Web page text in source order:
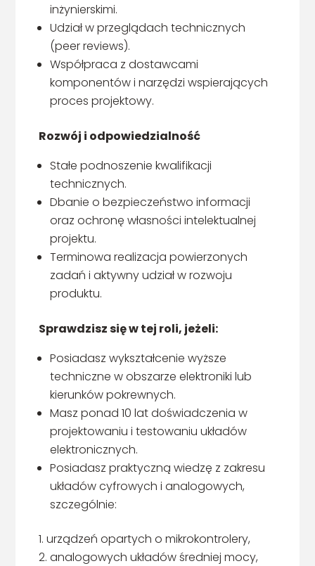
inżynierskimi.
Udział w przeglądach technicznych
(peer reviews).
Współpraca z dostawcami
komponentów i narzędzi wspierających
proces projektowy.
Rozwój i odpowiedzialność
Stałe podnoszenie kwalifikacji
technicznych.
Dbanie o bezpieczeństwo informacji
oraz ochronę własności intelektualnej
projektu.
Terminowa realizacja powierzonych
zadań i aktywny udział w rozwoju
produktu.
Sprawdzisz się w tej roli, jeżeli:
Posiadasz wykształcenie wyższe
techniczne w obszarze elektroniki lub
kierunków pokrewnych.
Masz ponad 10 lat doświadczenia w
projektowaniu i testowaniu układów
elektronicznych.
Posiadasz praktyczną wiedzę z zakresu
układów cyfrowych i analogowych,
szczególnie:
urządzeń opartych o mikrokontrolery,
analogowych układów średniej mocy,